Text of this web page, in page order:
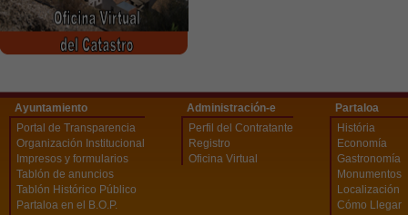
Ayuntamiento
Portal de Transparencia
Organización Institucional
Impresos y formularios
Tablón de anuncios
Tablón Histórico Público
Partaloa en el B.O.P.
Administración-e
Perfil del Contratante
Registro
Oficina Virtual
Partaloa
História
Economía
Gastronomía
Monumentos
Localización
Cómo Llegar